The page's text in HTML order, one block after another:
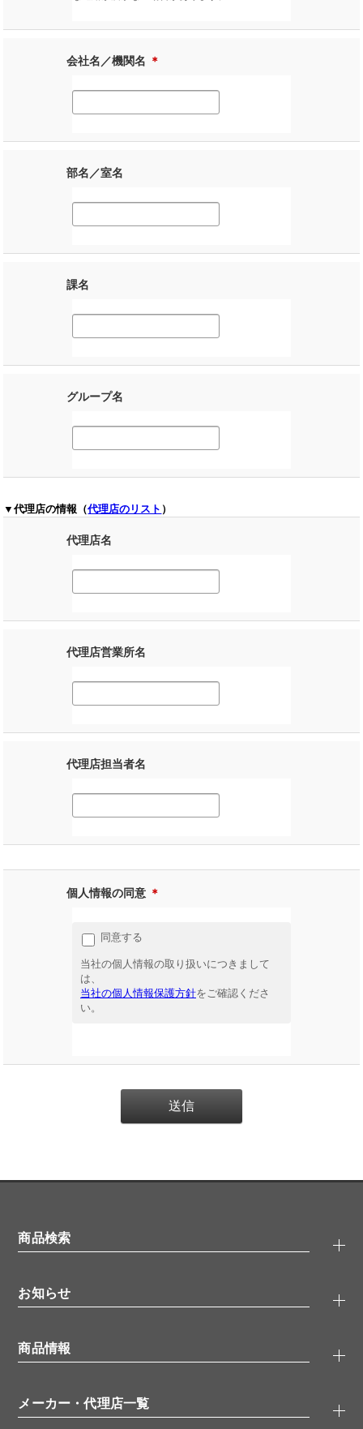
会社名／機関名 ＊
部名／室名
課名
グループ名
▼代理店の情報（代理店のリスト ）
代理店名
代理店営業所名
代理店担当者名
個人情報の同意 ＊
同意する
当社の個人情報の取り扱いにつきまして
は、
当社の個人情報保護方針をご確認くださ
い。
商品検索
タンパク質検索
ELISA/ELISpot検索
品番検索
お知らせ
無料サンプル
ウェビナー （オンラインセミナー）
学会・展示スケジュール
商品情報
抗体
メーカー・代理店一覧